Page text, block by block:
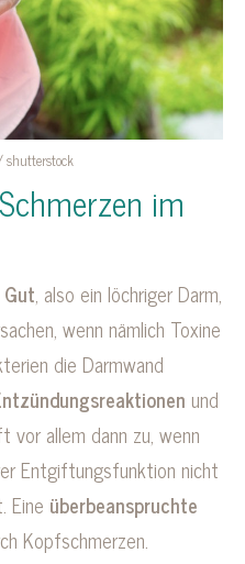
shutterstock
im
, also ein löchriger Darm,
wenn nämlich Toxine
die Darmwand
und
vor allem dann zu, wenn
Entgiftungsfunktion nicht
Eine überbeanspruchte
Kopfschmerzen.